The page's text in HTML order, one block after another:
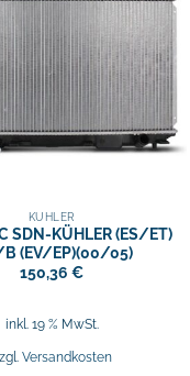
KÜHLER
SDN-KÜHLER (ES/ET)
(EV/EP)(00/05)
150,36€
inkl. 19 % MwSt.
Versandkosten